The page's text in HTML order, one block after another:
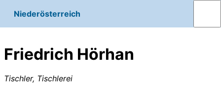
Niederösterreich
Friedrich Hörhan
Tischler, Tischlerei